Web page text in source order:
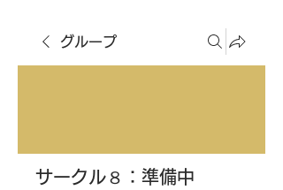
グループ
サークル８：準備中